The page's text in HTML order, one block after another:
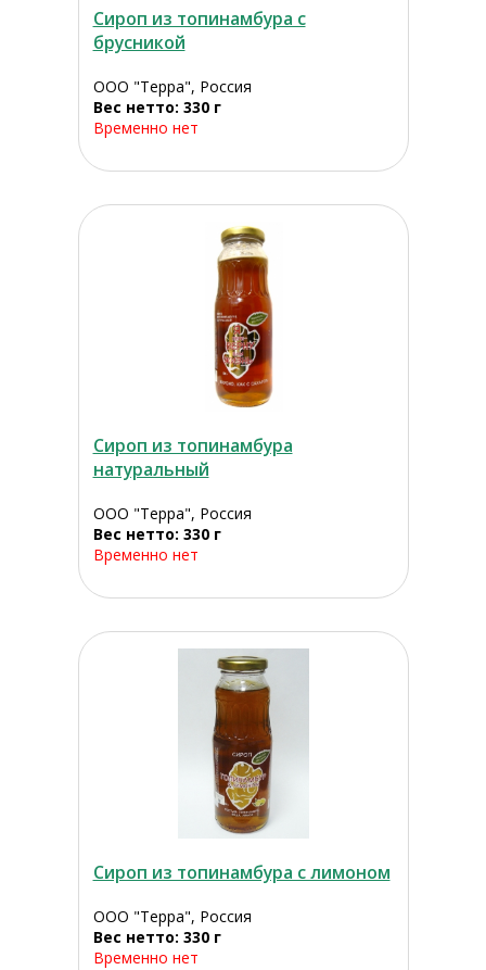
Сироп из топинамбура с
брусникой
ООО "Терра", Россия
Вес нетто: 330 г
Временно нет
Сироп из топинамбура
натуральный
ООО "Терра", Россия
Вес нетто: 330 г
Временно нет
Сироп из топинамбура с лимоном
ООО "Терра", Россия
Вес нетто: 330 г
Временно нет